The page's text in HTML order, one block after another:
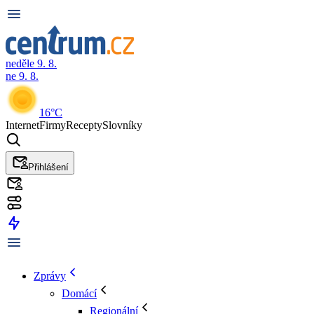
neděle 9. 8.
ne 9. 8.
16°C
InternetFirmyReceptySlovníky
Přihlášení
Zprávy
Domácí
Regionální